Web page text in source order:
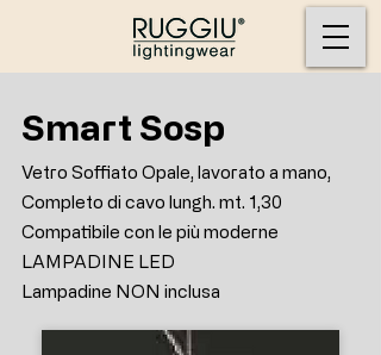
Smart Sosp
Vetro Soffiato Opale, lavorato a mano,
Completo di cavo lungh. mt. 1,30
Compatibile con le più moderne
LAMPADINE LED
Lampadine NON inclusa